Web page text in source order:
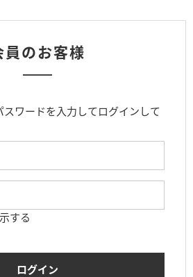
員のお客様
スワードを入力してログインして
する